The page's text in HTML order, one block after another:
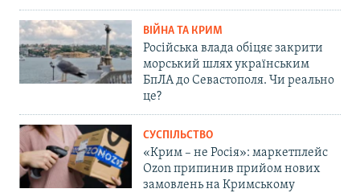
ВІЙНА ТА КРИМ
Російська влада обіцяє закрити
морський шлях українським
БпЛА до Севастополя. Чи реально
це?
СУСПІЛЬСТВО
«Крим – не Росія»: маркетплейс
Ozon припинив прийом нових
замовлень на Кримському